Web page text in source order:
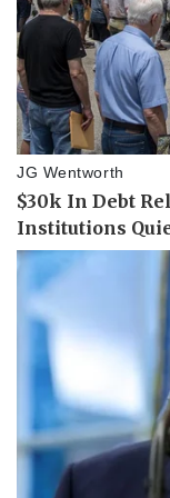
Pháp luật
Vụ án
Tin nóng
Tư vấn luật